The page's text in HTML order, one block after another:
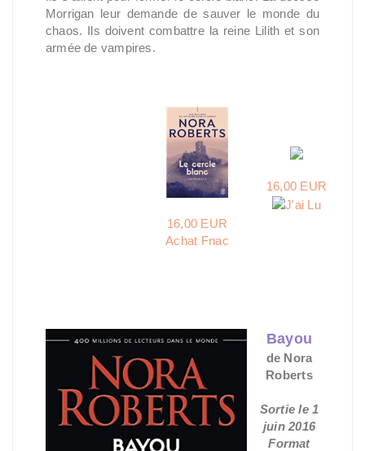
Morrigan leur demande de sauver le monde du
chaos. Ils doivent combattre la reine Lilith et son
armée de vampires.
16,00 EUR
Achat Fnac
16,00 EUR
Bayou
de Nora
Roberts
Sortie le 1
juin 2016
Format